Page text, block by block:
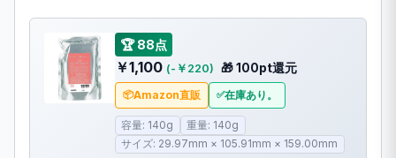
🏆 88点
￥1,100 (-￥220) 🎁 100pt還元
Amazon直販 在庫あり。
容量: 140g
重量: 140g
サイズ: 29.97mm × 105.91mm × 159.00mm